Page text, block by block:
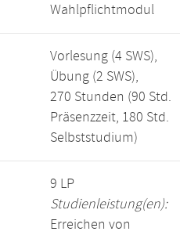
Wahlpflichtmodul
Vorlesung (4 SWS),
Übung (2 SWS),
270 Stunden (90 Std.
Präsenzzeit, 180 Std.
Selbststudium)
9 LP
Studienleistung(en):
Erreichen von